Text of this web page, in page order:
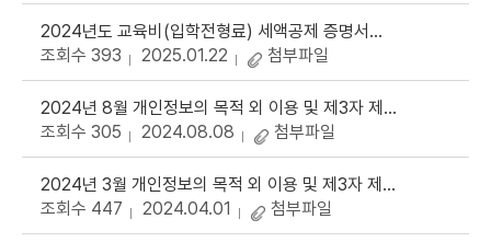
2024년도 교육비(입학전형료) 세액공제 증명서류 자료 제공
조회수 393
2025.01.22 첨부파일
2024년 8월 개인정보의 목적 외 이용 및 제3자 제공 대장
조회수 305
2024.08.08 첨부파일
2024년 3월 개인정보의 목적 외 이용 및 제3자 제공 대장(대입지원최종자료)
조회수 447
2024.04.01 첨부파일